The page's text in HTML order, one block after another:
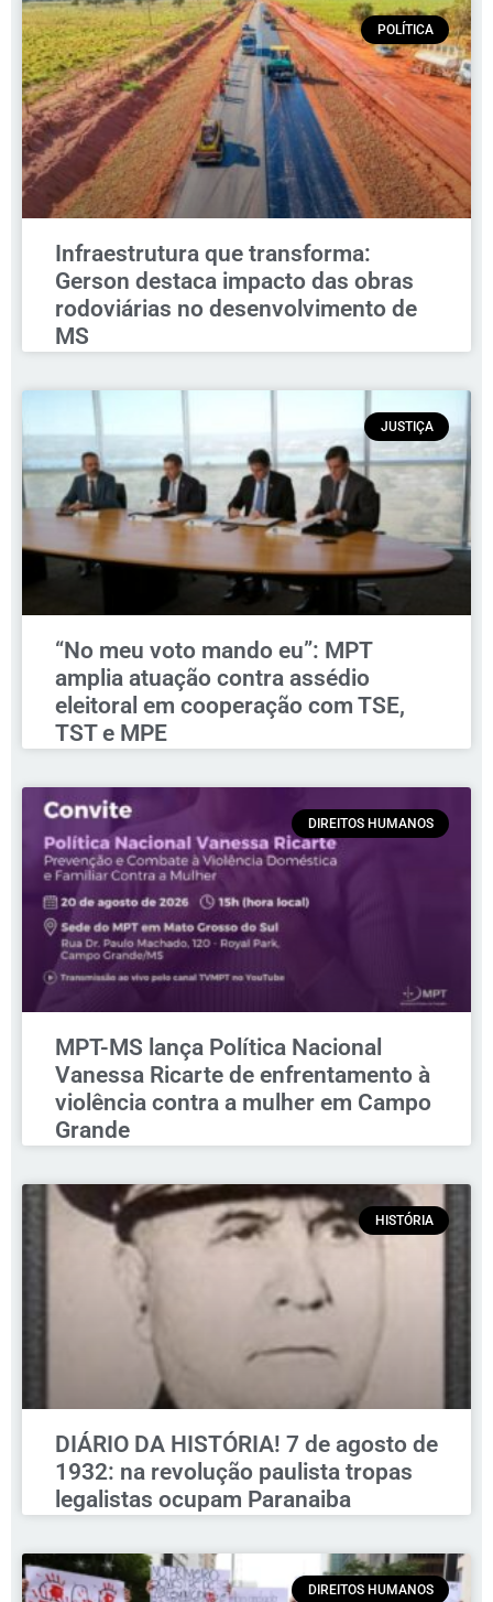
POLÍTICA
Infraestrutura que transforma:
Gerson destaca impacto das obras
rodoviárias no desenvolvimento de
MS
JUSTIÇA
“No meu voto mando eu”: MPT
amplia atuação contra assédio
eleitoral em cooperação com TSE,
TST e MPE
DIREITOS HUMANOS
MPT-MS lança Política Nacional
Vanessa Ricarte de enfrentamento à
violência contra a mulher em Campo
Grande
HISTÓRIA
DIÁRIO DA HISTÓRIA! 7 de agosto de
1932: na revolução paulista tropas
legalistas ocupam Paranaiba
DIREITOS HUMANOS